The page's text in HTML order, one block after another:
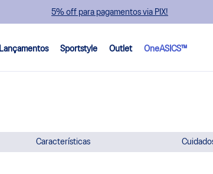
5% off para pagamentos via PIX!
Lançamentos Sportstyle Outlet OneASICS™
Características